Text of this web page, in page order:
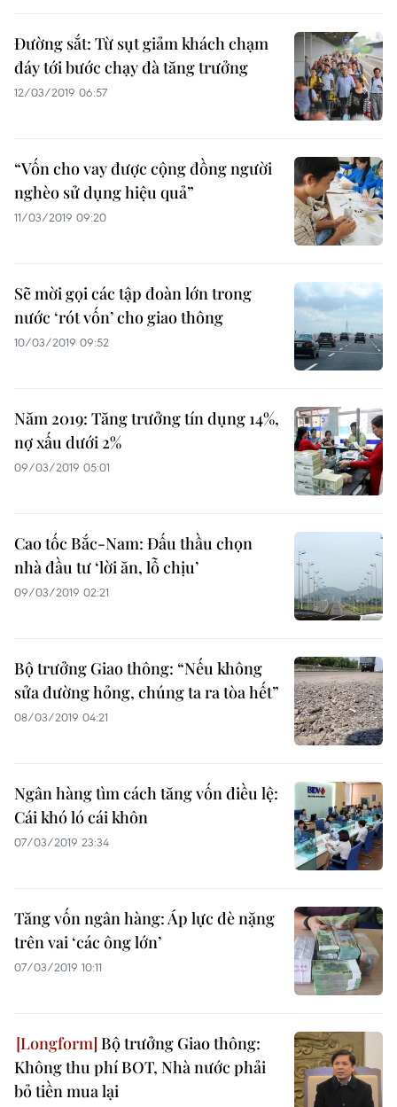
Đường sắt: Từ sụt giảm khách chạm
đáy tới bước chạy đà tăng trưởng
12/03/2019 06:57
“Vốn cho vay được cộng đồng người
nghèo sử dụng hiệu quả”
11/03/2019 09:20
Sẽ mời gọi các tập đoàn lớn trong
nước ‘rót vốn’ cho giao thông
10/03/2019 09:52
Năm 2019: Tăng trưởng tín dụng 14%,
nợ xấu dưới 2%
09/03/2019 05:01
Cao tốc Bắc-Nam: Đấu thầu chọn
nhà đầu tư ‘lời ăn, lỗ chịu’
09/03/2019 02:21
Bộ trưởng Giao thông: “Nếu không
sửa đường hỏng, chúng ta ra tòa hết”
08/03/2019 04:21
Ngân hàng tìm cách tăng vốn điều lệ:
Cái khó ló cái khôn
07/03/2019 23:34
Tăng vốn ngân hàng: Áp lực đè nặng
trên vai ‘các ông lớn’
07/03/2019 10:11
Bộ trưởng Giao thông:
Không thu phí BOT, Nhà nước phải
bỏ tiền mua lại